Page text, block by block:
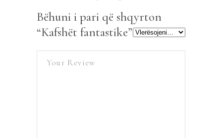
Bëhuni i pari që shqyrton
“Kafshët fantastike”